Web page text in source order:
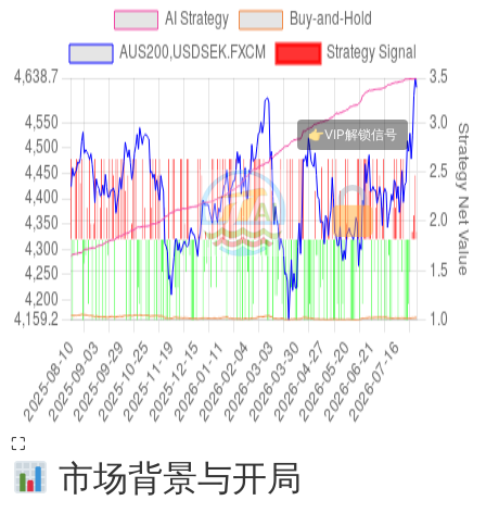
⛶
市场背景与开局